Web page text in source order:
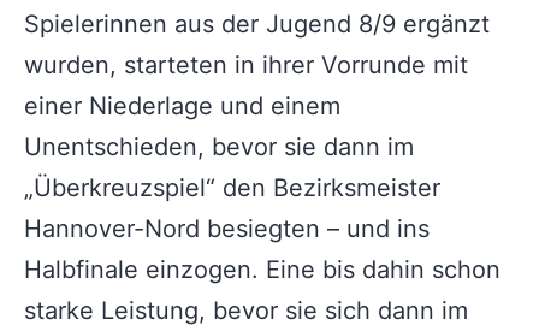
Spielerinnen aus der Jugend 8/9 ergänzt
wurden, starteten in ihrer Vorrunde mit
einer Niederlage und einem
Unentschieden, bevor sie dann im
„Überkreuzspiel“ den Bezirksmeister
Hannover-Nord besiegten – und ins
Halbfinale einzogen. Eine bis dahin schon
starke Leistung, bevor sie sich dann im